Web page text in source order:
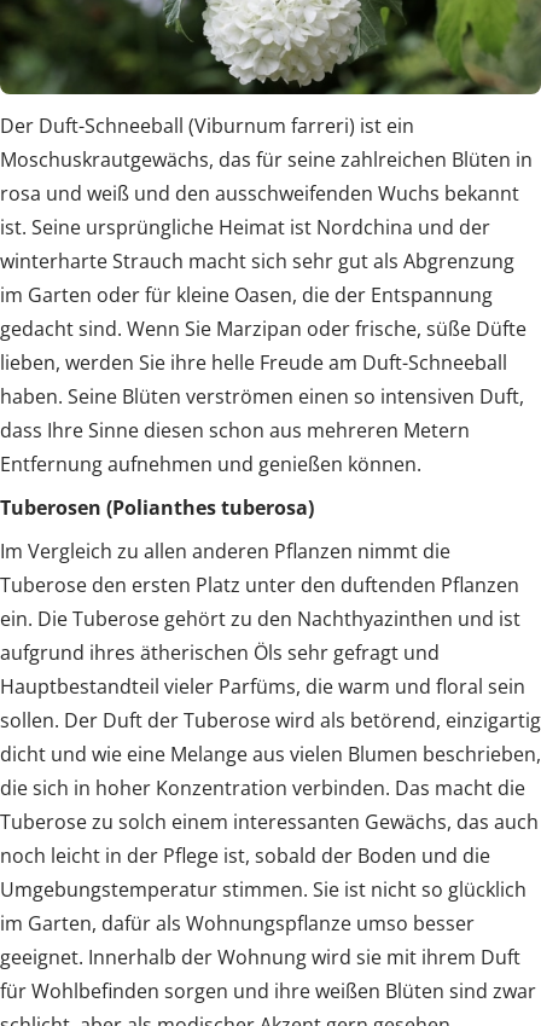
Der Duft-Schneeball (Viburnum farreri) ist ein
Moschuskrautgewächs, das für seine zahlreichen Blüten in
rosa und weiß und den ausschweifenden Wuchs bekannt
ist. Seine ursprüngliche Heimat ist Nordchina und der
winterharte Strauch macht sich sehr gut als Abgrenzung
im Garten oder für kleine Oasen, die der Entspannung
gedacht sind. Wenn Sie Marzipan oder frische, süße Düfte
lieben, werden Sie ihre helle Freude am Duft-Schneeball
haben. Seine Blüten verströmen einen so intensiven Duft,
dass Ihre Sinne diesen schon aus mehreren Metern
Entfernung aufnehmen und genießen können.
Tuberosen (Polianthes tuberosa)
Im Vergleich zu allen anderen Pflanzen nimmt die
Tuberose den ersten Platz unter den duftenden Pflanzen
ein. Die Tuberose gehört zu den Nachthyazinthen und ist
aufgrund ihres ätherischen Öls sehr gefragt und
Hauptbestandteil vieler Parfüms, die warm und floral sein
sollen. Der Duft der Tuberose wird als betörend, einzigartig
dicht und wie eine Melange aus vielen Blumen beschrieben,
die sich in hoher Konzentration verbinden. Das macht die
Tuberose zu solch einem interessanten Gewächs, das auch
noch leicht in der Pflege ist, sobald der Boden und die
Umgebungstemperatur stimmen. Sie ist nicht so glücklich
im Garten, dafür als Wohnungspflanze umso besser
geeignet. Innerhalb der Wohnung wird sie mit ihrem Duft
für Wohlbefinden sorgen und ihre weißen Blüten sind zwar